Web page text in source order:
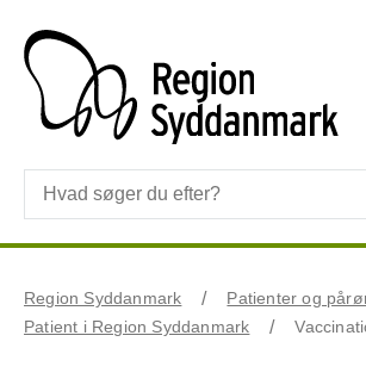
Region Syddanmark
Patienter og
Patient i Region Syddanmark